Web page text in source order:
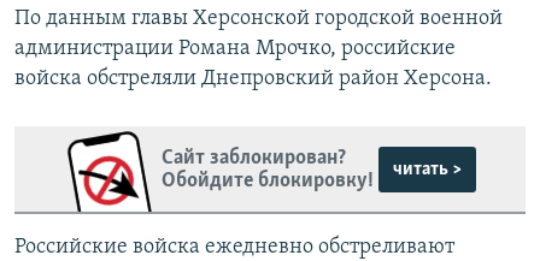
По данным главы Херсонской городской военной
администрации Романа Мрочко, российские
войска обстреляли Днепровский район Херсона.
Сайт заблокирован?
Обойдите блокировку!
читать >
Российские войска ежедневно обстреливают